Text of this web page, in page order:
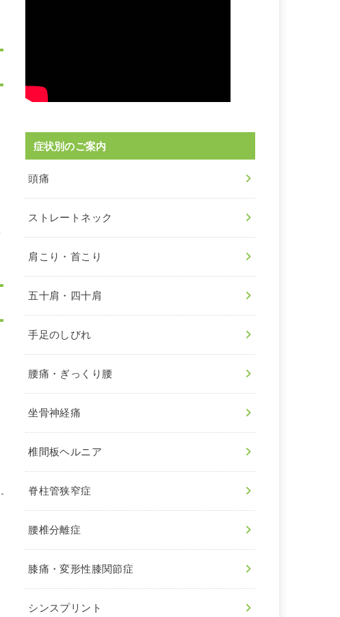
症状別のご案内
頭痛
ストレートネック
肩こり・首こり
五十肩・四十肩
手足のしびれ
腰痛・ぎっくり腰
坐骨神経痛
椎間板ヘルニア
脊柱管狭窄症
腰椎分離症
膝痛・変形性膝関節症
シンスプリント